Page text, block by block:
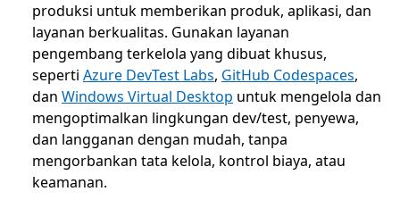
produksi untuk memberikan produk, aplikasi, dan
layanan berkualitas. Gunakan layanan
pengembang terkelola yang dibuat khusus,
seperti Azure DevTest Labs, GitHub Codespaces,
dan Windows Virtual Desktop untuk mengelola dan
mengoptimalkan lingkungan dev/test, penyewa,
dan langganan dengan mudah, tanpa
mengorbankan tata kelola, kontrol biaya, atau
keamanan.